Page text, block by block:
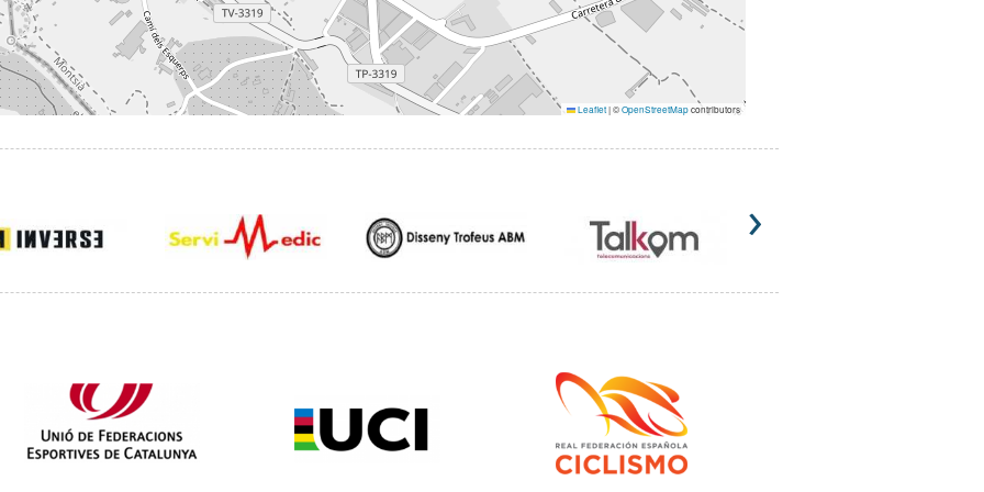
Leaflet|©OpenStreetMapcontributors
›